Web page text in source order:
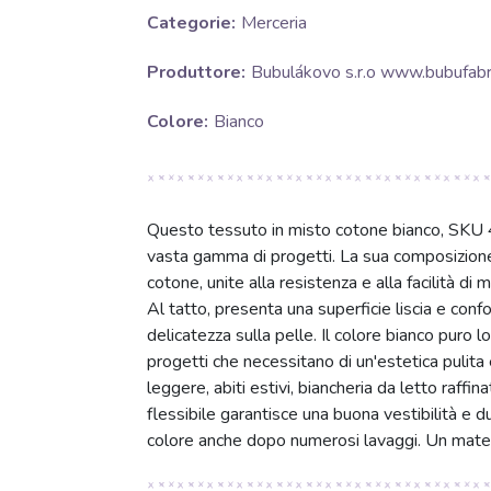
Categorie: Merceria
Produttore: Bubulákovo s.r.o
Colore: Bianco
Questo tessuto in misto cotone bianco,
vasta gamma di progetti. La sua
cotone, unite alla resistenza e alla facilità di
Al tatto, presenta una superficie liscia e
delicatezza sulla pelle. Il colore bianco puro
progetti che necessitano di un'estetica pulita
leggere, abiti estivi, biancheria da letto
flessibile garantisce una buona vestibilità e
colore anche dopo numerosi lavaggi. Un